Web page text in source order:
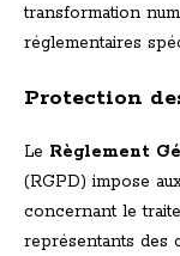
transformation
réglementaires
Protection
Le Règlement
(RGPD) impose
concernant le
représentants des